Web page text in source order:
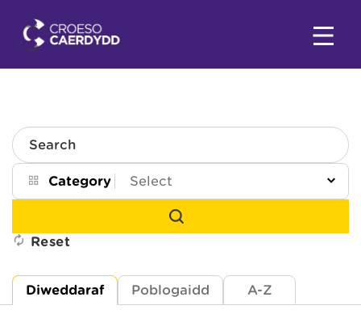
Search
Category
Reset
Diweddaraf Poblogaidd A-Z